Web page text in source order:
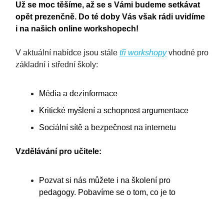
Už se moc těšíme, až se s Vámi budeme setkávat
opět prezenčně. Do té doby Vás však rádi uvidíme
i na našich online workshopech!
V aktuální nabídce jsou stále tři workshopy vhodné pro
základní i střední školy:
Média a dezinformace
Kritické myšlení a schopnost argumentace
Sociální sítě a bezpečnost na internetu
Vzdělávání pro učitele:
Pozvat si nás můžete i na školení pro
pedagogy. Pobavíme se o tom, co je to